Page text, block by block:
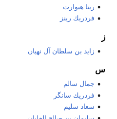
ريتا هيوارث
فردريك رينز
ز
زايد بن سلطان آل نهيان
س
جمال سالم
فردريك سانگر
سعاد سليم